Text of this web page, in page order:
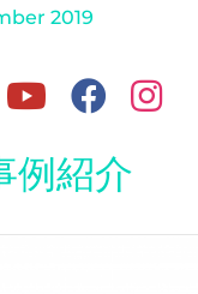
2019
例紹介